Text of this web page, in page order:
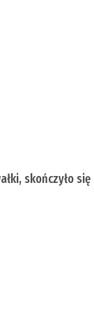
skończyło się